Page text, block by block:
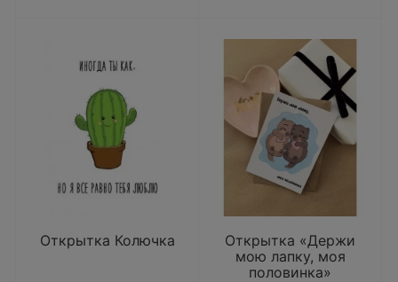
Открытка Колючка
Открытка «Держи
мою лапку, моя
половинка»